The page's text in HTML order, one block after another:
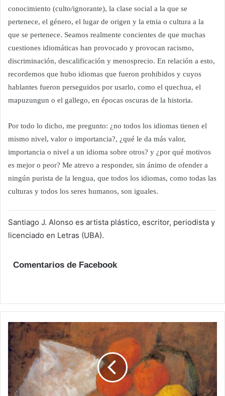
conocimiento (culto/ignorante), la clase social a la que se
pertenece, el género, el lugar de origen y la etnia o cultura a la
que se pertenece. Seamos realmente concientes de que muchas
cuestiones idiomáticas han provocado y provocan racismo,
discriminación, descalificación y menosprecio. En relación a esto,
recordemos que hubo idiomas que fueron prohibidos y cuyos
hablantes fueron perseguidos por usarlo, como el quechua, el
mapuzungun o el gallego, en épocas oscuras de la historia.
Por todo lo dicho, me pregunto: ¿no todos los idiomas tienen el
mismo nivel, valor o importancia?, ¿qué le da más valor,
importancia o nivel a un idioma sobre otros? y ¿por qué motivos
es mejor o peor? Me atrevo a responder, sin ánimo de ofender a
ningún purista de la lengua, que todos los idiomas, como todas las
culturas y todos los seres humanos, son iguales.
Santiago J. Alonso es artista plástico, escritor, periodista y
licenciado en Letras (UBA).
Comentarios de Facebook